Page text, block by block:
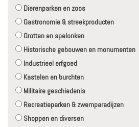
Dierenparken en zoos
Gastronomie & streekproducten
Grotten en spelonken
Historische gebouwen en monumenten
Industrieel erfgoed
Kastelen en burchten
Militaire geschiedenis
Recreatieparken & zwemparadijzen
Shoppen en diversen